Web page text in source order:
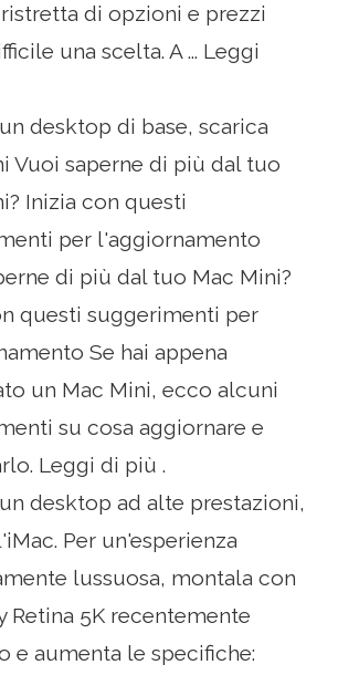
di opzioni e prezzi
una scelta. A ... Leggi
desktop di base, scarica
Vuoi saperne di più dal tuo
Inizia con questi
per l'aggiornamento
di più dal tuo Mac Mini?
questi suggerimenti per
Se hai appena
un Mac Mini, ecco alcuni
su cosa aggiornare e
Leggi di più .
desktop ad alte prestazioni,
Per un'esperienza
lussuosa, montala con
Retina 5K recentemente
e aumenta le specifiche: